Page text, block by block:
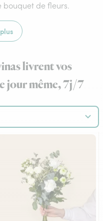
bouquet de fleurs.
livrent vos
jour même, 7j/7